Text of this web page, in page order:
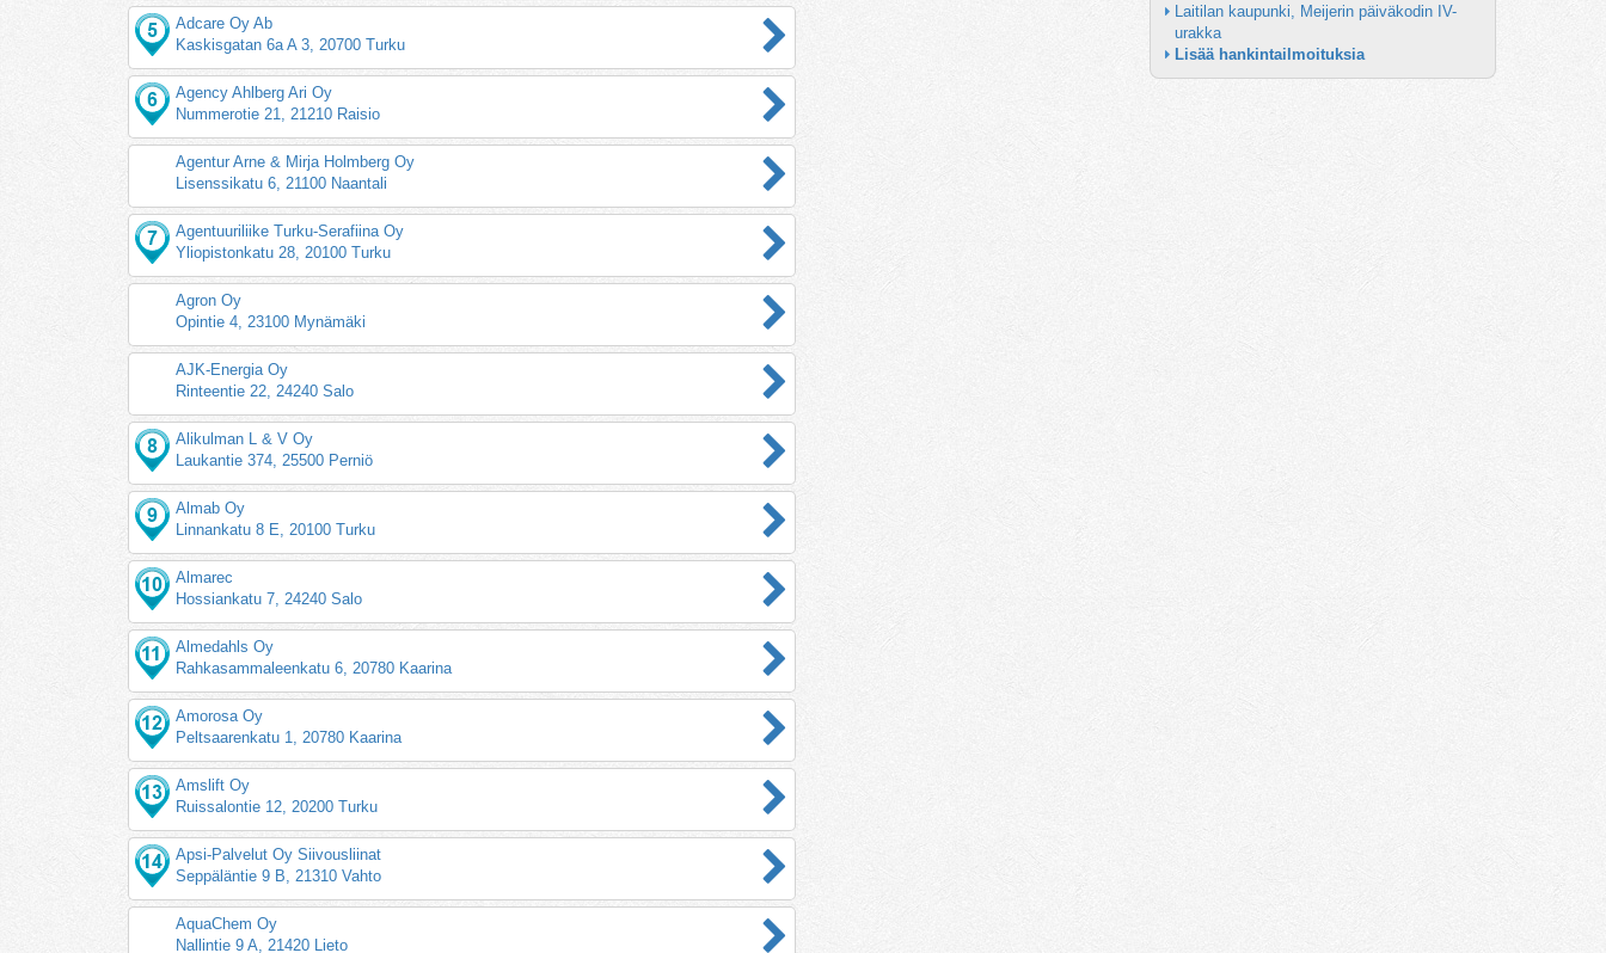
Adcare Oy Ab
Kaskisgatan 6a A 3, 20700 Turku
Agency Ahlberg Ari Oy
Nummerotie 21, 21210 Raisio
Agentur Arne & Mirja Holmberg Oy
Lisenssikatu 6, 21100 Naantali
Agentuuriliike Turku-Serafiina Oy
Yliopistonkatu 28, 20100 Turku
Agron Oy
Opintie 4, 23100 Mynämäki
AJK-Energia Oy
Rinteentie 22, 24240 Salo
Alikulman L & V Oy
Laukantie 374, 25500 Perniö
Almab Oy
Linnankatu 8 E, 20100 Turku
Almarec
Hossiankatu 7, 24240 Salo
Almedahls Oy
Rahkasammaleenkatu 6, 20780 Kaarina
Amorosa Oy
Peltsaarenkatu 1, 20780 Kaarina
Amslift Oy
Ruissalontie 12, 20200 Turku
Apsi-Palvelut Oy Siivousliinat
Seppäläntie 9 B, 21310 Vahto
AquaChem Oy
Nallintie 9 A, 21420 Lieto
Laitilan kaupunki, Meijerin päiväkodin IV-
urakka
Lisää hankintailmoituksia